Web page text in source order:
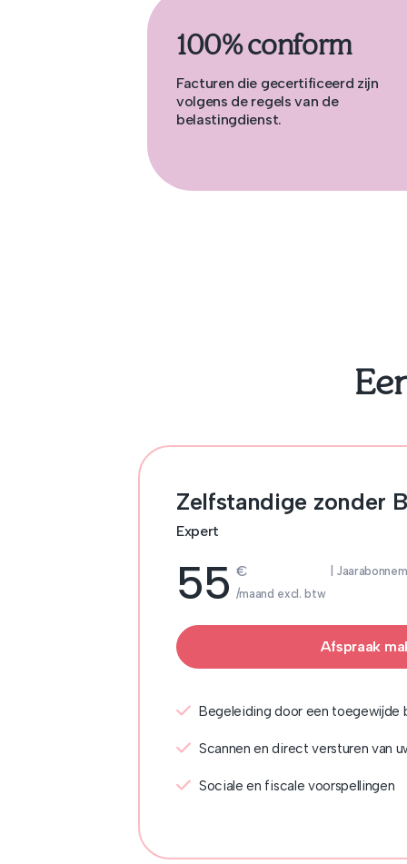
100% conform
Facturen die gecertificeerd zijn
volgens de regels van de
belastingdienst.
Zelfstandige zonder
Expert
55 €
/maand excl. btw
|
Afspraak
Begeleiding door een toegewijde
Scannen en direct versturen van
Sociale en fiscale voorspellingen